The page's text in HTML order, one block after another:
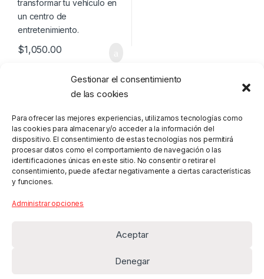
Gestionar el consentimiento
de las cookies
Para ofrecer las mejores experiencias, utilizamos tecnologías como
las cookies para almacenar y/o acceder a la información del
dispositivo. El consentimiento de estas tecnologías nos permitirá
procesar datos como el comportamiento de navegación o las
identificaciones únicas en este sitio. No consentir o retirar el
consentimiento, puede afectar negativamente a ciertas características
y funciones.
Administrar opciones
Aceptar
Denegar
$1,050.00